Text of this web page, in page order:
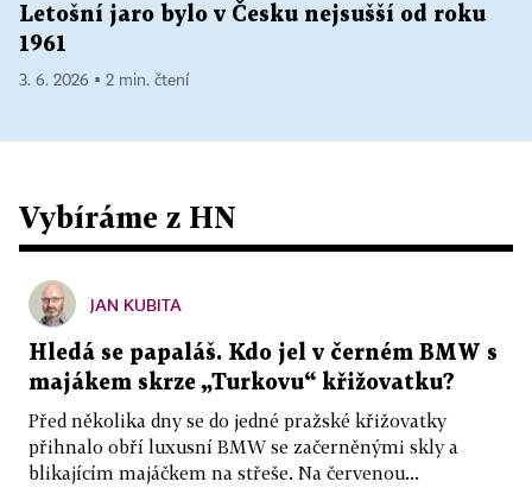
Letošní jaro bylo v Česku nejsušší od roku
1961
3. 6. 2026 ▪ 2 min. čtení
Vybíráme z HN
JAN KUBITA
Hledá se papaláš. Kdo jel v černém BMW s
majákem skrze „Turkovu“ křižovatku?
Před několika dny se do jedné pražské křižovatky
přihnalo obří luxusní BMW se začerněnými skly a
blikajícím majáčkem na střeše. Na červenou...